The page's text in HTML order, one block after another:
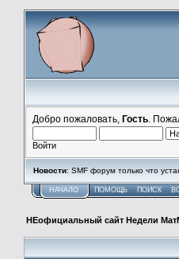
Добро пожаловать, Гость .
Войти
Новости: SMF форум только что
НАЧАЛО ПОМОЩЬ ПОИСК
НЕофициальный сайт Недели